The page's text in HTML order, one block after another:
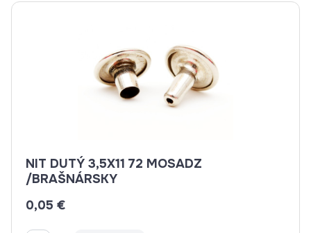
NIT DUTÝ 3,5X11 72 MOSADZ
/BRAŠNÁRSKY
0,05 €